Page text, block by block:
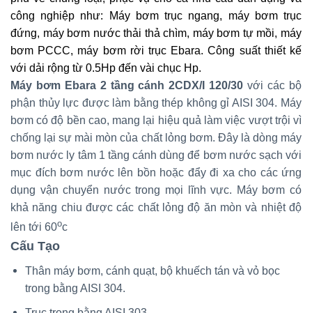
công nghiệp như: Máy bơm trục ngang, máy bơm trục
đứng, máy bơm nước thải thả chìm, máy bơm tự mồi, máy
bơm PCCC, máy bơm rời trục Ebara. Công suất thiết kế
với dải rộng từ 0.5Hp đến vài chục Hp.
Máy bơm Ebara 2 tầng cánh 2CDX/I 120/30với các bộ
phận thủy lực được làm bằng thép không gỉ AISI 304. Máy
bơm có độ bền cao, mang lại hiệu quả làm việc vượt trội vì
chống lại sự mài mòn của chất lỏng bơm. Đây là dòng máy
bơm nước ly tâm 1 tầng cánh dùng để bơm nước sạch với
mục đích bơm nước lên bồn hoặc đẩy đi xa cho các ứng
dụng vận chuyển nước trong mọi lĩnh vực. Máy bơm có
khả năng chiu được các chất lỏng độ ăn mòn và nhiệt độ
lên tới 60oc
Cấu Tạo
Thân máy bơm, cánh quạt, bộ khuếch tán và vỏ bọc
trong bằng AISI 304.